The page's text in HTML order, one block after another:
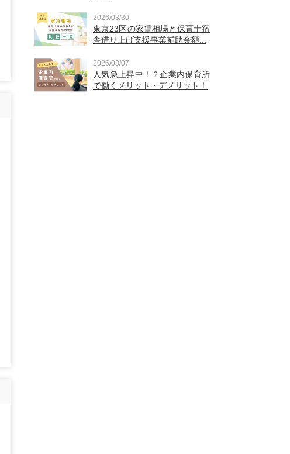
2026/03/30
東京23区の家賃相場と保育士宿
舎借り上げ支援事業補助金額...
2026/03/07
人気急上昇中！？企業内保育所
で働くメリット・デメリット！